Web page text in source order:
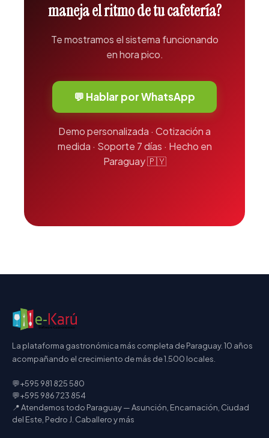
maneja el ritmo de tu cafetería?
Te mostramos el sistema funcionando
en hora pico.
💬 Hablar por WhatsApp
Demo personalizada · Cotización a
medida · Soporte 7 días · Hecho en
Paraguay 🇵🇾
La plataforma gastronómica más completa de Paraguay. 10 años
acompañando el crecimiento de más de 1.500 locales.
💬+595 981 825 580
💬+595 986 723 854
📍 Atendemos todo Paraguay — Asunción, Encarnación, Ciudad
del Este, Pedro J. Caballero y más